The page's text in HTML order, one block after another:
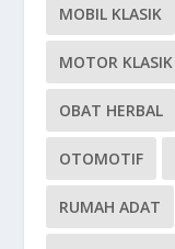
MOBIL KLASIK
MOTOR KLASIK
OBAT HERBAL
OTOMOTIF
RUMAH ADAT